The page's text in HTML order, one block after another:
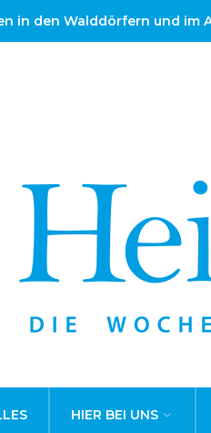
in den Walddörfern und im
HIER BEI UNS